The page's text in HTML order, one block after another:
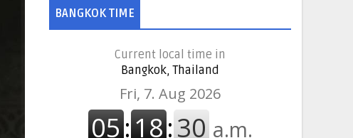
BANGKOK TIME
Current local time in
Bangkok, Thailand